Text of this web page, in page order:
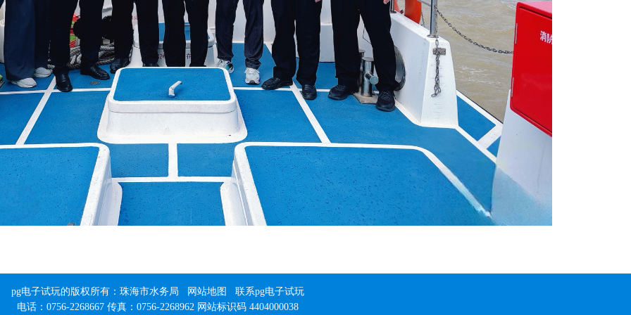
pg电子试玩的版权所有：珠海市水务局 网站地图
联系pg电子试玩
电话：0756-2268667 传真：0756-2268962 网站标识码 4404000038